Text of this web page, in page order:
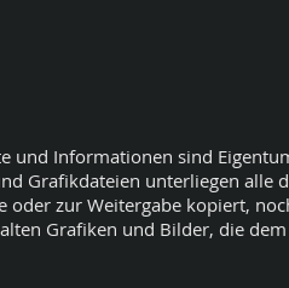
Informationen sind
Grafikdateien unterliegen alle
oder zur Weitergabe kopiert,
Grafiken und Bilder, die